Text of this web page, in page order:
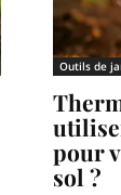
Outils de
pour
sol ?